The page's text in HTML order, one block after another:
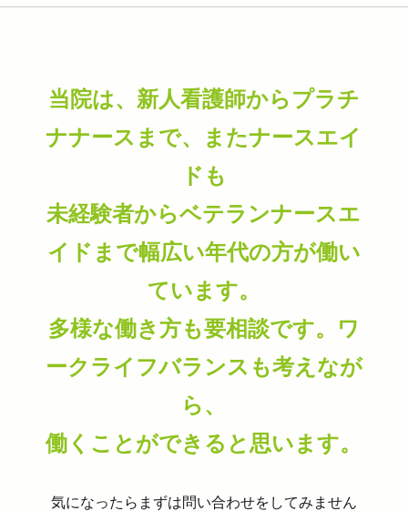
当院は、新人看護師からプラチ
ナナースまで、またナースエイ
ドも
未経験者からベテランナースエ
イドまで幅広い年代の方が働い
ています。
多様な働き方も要相談です。ワ
ークライフバランスも考えなが
ら、
働くことができると思います。
気になったらまずは問い合わせをしてみません